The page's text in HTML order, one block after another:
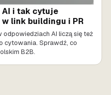
AI i tak cytuje
link buildingu i PR
AI liczą się też
cytowania. Sprawdź, co
B2B.